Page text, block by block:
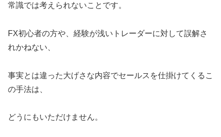
常識では考えられないことです。
FX初心者の方や、経験が浅いトレーダーに対して誤解さ
れかねない、
事実とは違った大げさな内容でセールスを仕掛けてくるこ
の手法は、
どうにもいただけません。